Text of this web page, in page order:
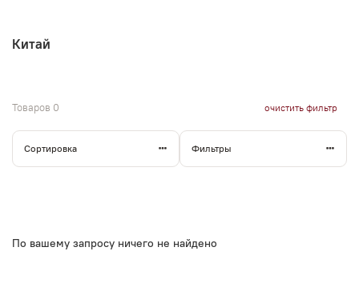
Китай
Товаров 0 очистить фильтр
Сортировка Фильтры
По вашему запросу ничего не найдено